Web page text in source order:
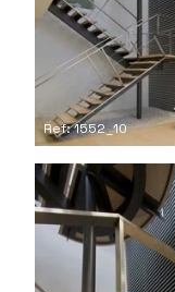
Ref: 1552_10